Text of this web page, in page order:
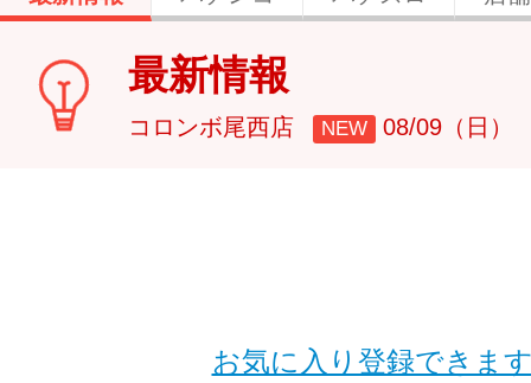
最新情報
コロンボ尾西店 NEW 08/09（日）
お気に入り登録できま